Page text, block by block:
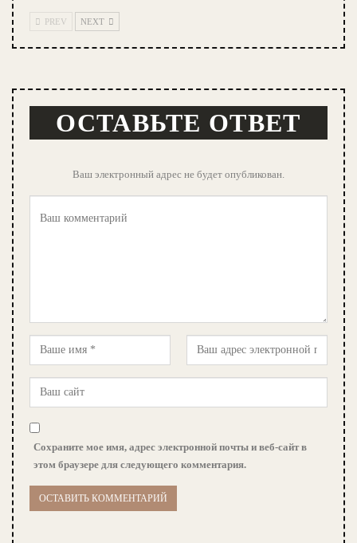
PREV NEXT
ОСТАВЬТЕ ОТВЕТ
Ваш электронный адрес не будет опубликован.
Сохраните мое имя, адрес электронной почты и веб-сайт в
этом браузере для следующего комментария.